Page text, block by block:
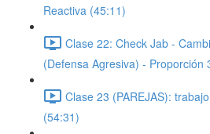
Reactiva (45:11)
Clase 22: Check Jab -
(Defensa Agresiva) - Proporción
Clase 23 (PAREJAS):
(54:31)